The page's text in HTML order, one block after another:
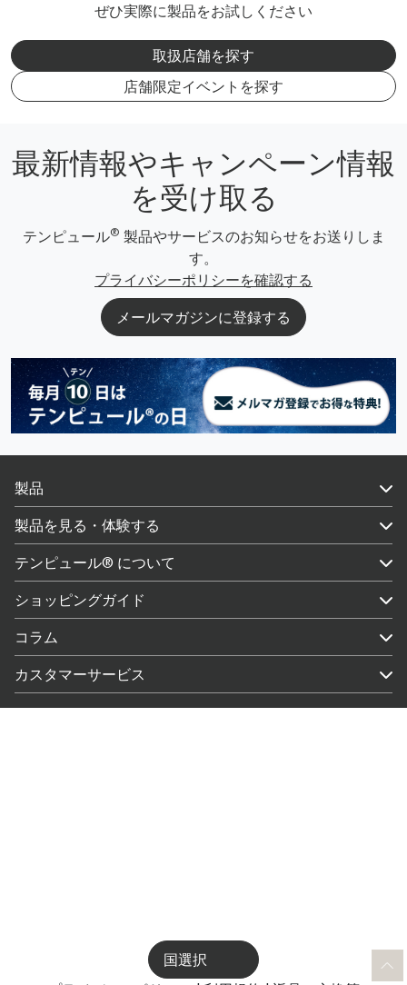
ぜひ実際に製品をお試しください
取扱店舗を探す
店舗限定イベントを探す
最新情報やキャンペーン情報
を受け取る
テンピュール® 製品やサービスのお知らせをお送りしま
す。
プライバシーポリシーを確認する
メールマガジンに登録する
製品
製品を見る・体験する
テンピュール® について
ショッピングガイド
コラム
カスタマーサービス
国選択